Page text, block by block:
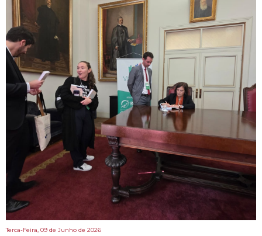
Terca-Feira, 09 de Junho de 2026